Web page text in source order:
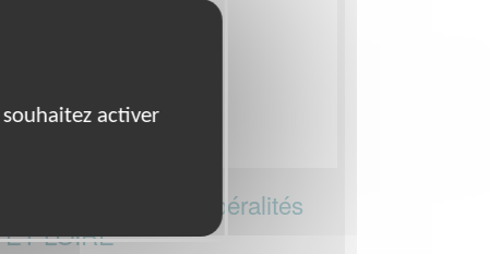
des legs et des libéralités
LOIRE
activer